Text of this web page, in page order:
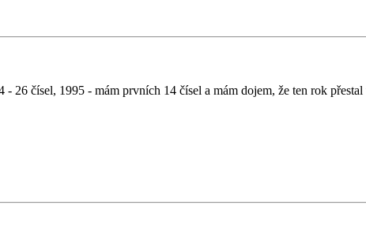
čísel, 1995 - mám prvních 14 čísel a mám dojem, že ten rok